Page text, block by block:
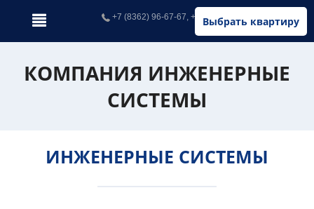
Выбрать квартиру
+7 (8362) 96-67-67, +7 (902) 326-67-67
КОМПАНИЯ ИНЖЕНЕРНЫЕ
СИСТЕМЫ
ИНЖЕНЕРНЫЕ СИСТЕМЫ